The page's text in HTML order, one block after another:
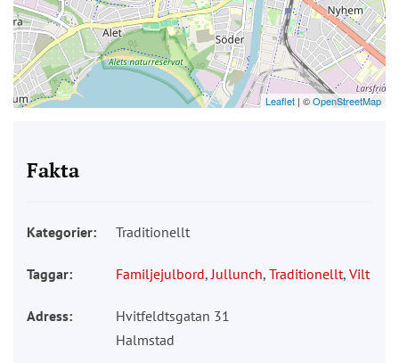
Leaflet | ©OpenStreetMap
Fakta
Kategorier: Traditionellt
Taggar: Familjejulbord,Jullunch, Traditionellt, Vilt
Adress:
Hvitfeldtsgatan 31
Halmstad